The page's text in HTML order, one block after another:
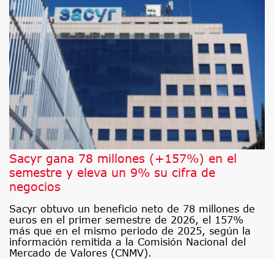
Sacyr gana 78 millones (+157%) en el
semestre y eleva un 9% su cifra de
negocios
Sacyr obtuvo un beneficio neto de 78 millones de
euros en el primer semestre de 2026, el 157%
más que en el mismo periodo de 2025, según la
información remitida a la Comisión Nacional del
Mercado de Valores (CNMV).